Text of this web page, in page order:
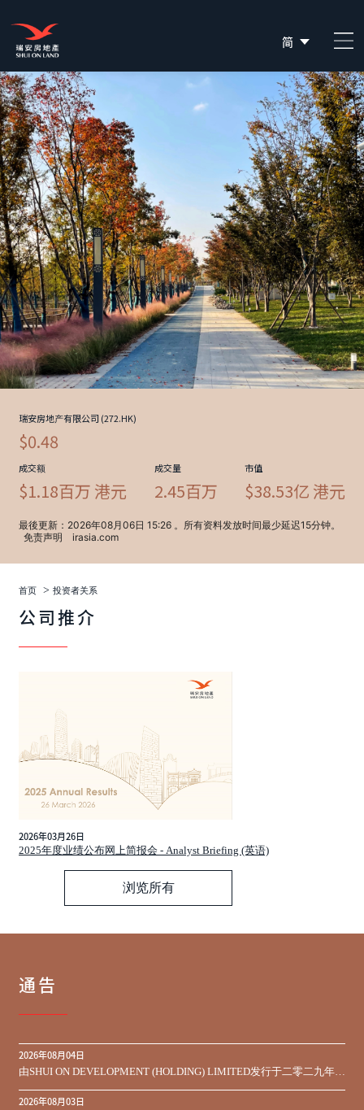
简
EN
繁
首页 > 投资者关系
公司推介
2026年03月26日
2025年度业绩公布网上简报会 - Analyst Briefing (英语)
浏览所有
通告
2026年08月04日
由SHUI ON DEVELOPMENT (HOLDING) LIMITED发行于二零二九年到
期之450,000,000美元9.75%优先票据之同意征求于届满期限前收到的
2026年08月03日